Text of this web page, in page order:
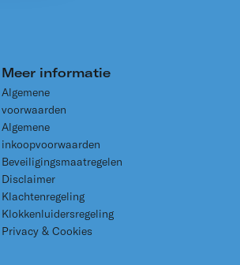
Meer informatie
Algemene
voorwaarden
Algemene
inkoopvoorwaarden
Beveiligingsmaatregelen
Disclaimer
Klachtenregeling
Klokkenluidersregeling
Privacy & Cookies